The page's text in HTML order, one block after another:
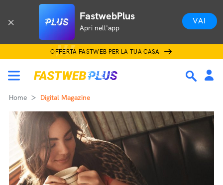
FastwebPlus
Apri nell'app
VAI
OFFERTA FASTWEB PER LA TUA CASA
Home Digital Magazine